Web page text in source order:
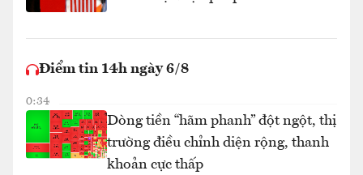
Điểm tin 14h ngày 6/8
0:34
Dòng tiền “hãm phanh” đột ngột, thị
trường điều chỉnh diện rộng, thanh
khoản cực thấp